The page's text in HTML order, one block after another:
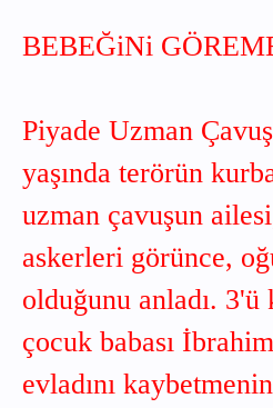
BEBEĞiNi
Piyade Uzman
yaşında terörün
uzman çavuşun
askerleri görünce,
olduğunu anladı.
çocuk babası
evladını